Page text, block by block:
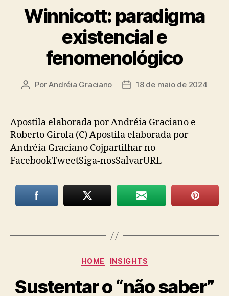
Winnicott: paradigma
existencial e
fenomenológico
Autor
PorAndréia Graciano
Data18 de maio de 2024
Apostila elaborada por Andréia Graciano e
Roberto Girola (C) Apostila elaborada por
Andréia Graciano Cojpartilhar no
FacebookTweetSiga-nosSalvarURL
Categorias
HOME INSIGHTS
Sustentar o “não saber”